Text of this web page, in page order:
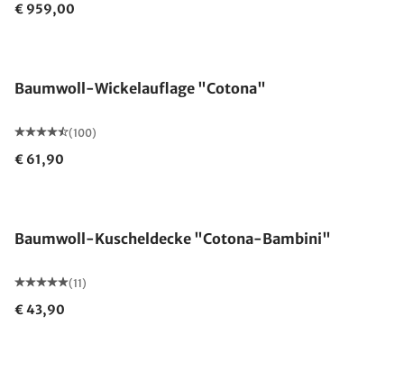
€ 959,00
Baumwoll-Wickelauflage "Cotona"
(100)
€ 61,90
Baumwoll-Kuscheldecke "Cotona-Bambini"
(11)
€ 43,90